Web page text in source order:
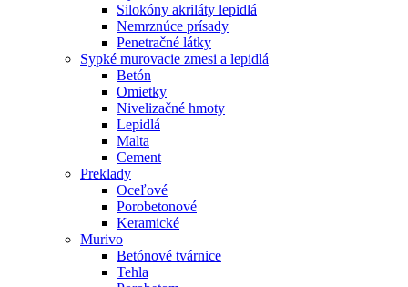
Silokóny akriláty lepidlá
Nemrznúce prísady
Penetračné látky
Sypké murovacie zmesi a lepidlá
Betón
Omietky
Nivelizačné hmoty
Lepidlá
Malta
Cement
Preklady
Oceľové
Porobetonové
Keramické
Murivo
Betónové tvárnice
Tehla